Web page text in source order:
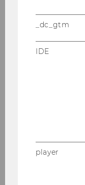
_dc_gtm
IDE
player